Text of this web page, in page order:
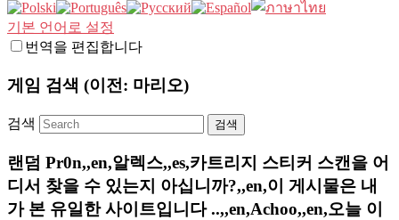
기본 언어로 설정
번역을 편집합니다
게임 검색 (이전: 마리오)
검색
랜덤 Pr0n,,en,알렉스,,es,카트리지 스티커 스캔을 어
디서 찾을 수 있는지 아십니까?,,en,이 게시물은 내
가 본 유일한 사이트입니다 ..,,en,Achoo,,en,오늘 이